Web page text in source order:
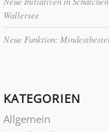
Wallersee
Neue Funktion:
KATEGORIEN
Allgemein